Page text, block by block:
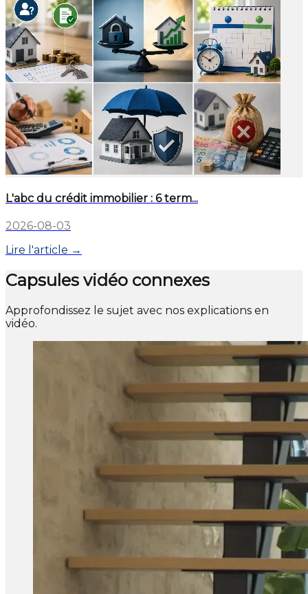
L'abc du crédit immobilier : 6 term...
2026-08-03
Lire l'article →
Capsules vidéo connexes
Approfondissez le sujet avec nos explications en
vidéo.